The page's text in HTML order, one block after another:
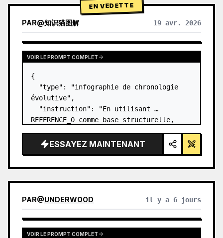
EN VEDETTE
PAR@知识猫图解 19 avr. 2026
VOIR LE PROMPT COMPLET
{
  "type": "infographie de chronologie
évolutive",
  "instruction": "En utilisant
REFERENCE_0 comme base structurelle,
une infographie 3D hautement réaliste.
Remplacez les rampes lisses par des
ESSAYEZ MAINTENANT
PAR@UNDERWOOD il y a 6 jours
VOIR LE PROMPT COMPLET